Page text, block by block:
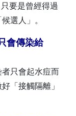
要是曾經得過
選人」。
會傳染給
者只會起水痘而
「接觸隔離」